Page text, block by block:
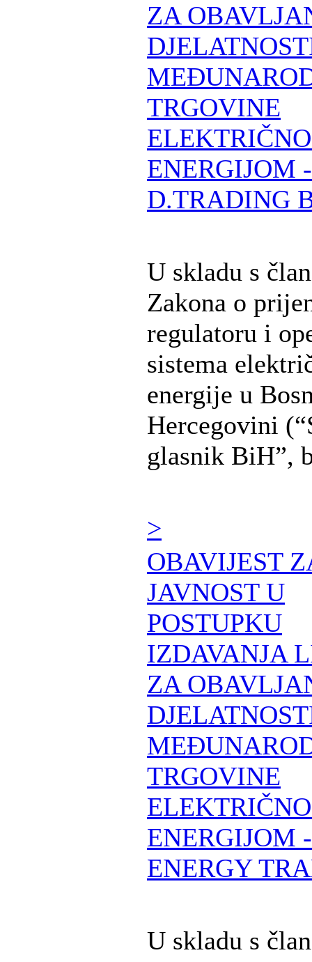
ZA
TRGOVINE
ENERGIJOM -
D.TRADING
U skladu s
Zakona o
regulatoru i
sistema
energije u
Hercegovini
glasnik BiH”,
>
OBAVIJEST
JAVNOST U
POSTUPKU
IZDAVANJA
ZA
TRGOVINE
ENERGIJOM
ENERGY
U skladu s